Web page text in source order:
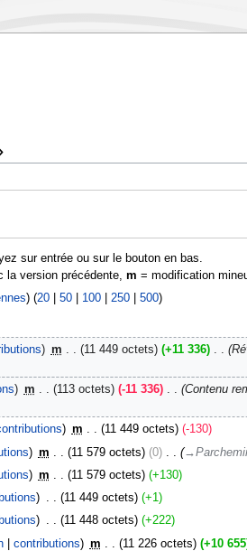
sur entrée ou sur le bouton en bas.
version précédente, m = modification
) (20| 50| 100| 250| 500)
m 11 449 octets +11 336 ‎
m 113 octets -11 336 ‎ Contenu
m 11 449 octets
-130
m 11 579 octets 0 ‎
m 11 579 octets
+130
11 449 octets
+1
11 448 octets
+222
contributions m 11 226 octets +10 655